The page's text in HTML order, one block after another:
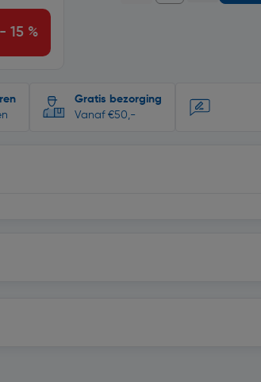
- 15 %
Gratis bezorging
Vanaf €50,-